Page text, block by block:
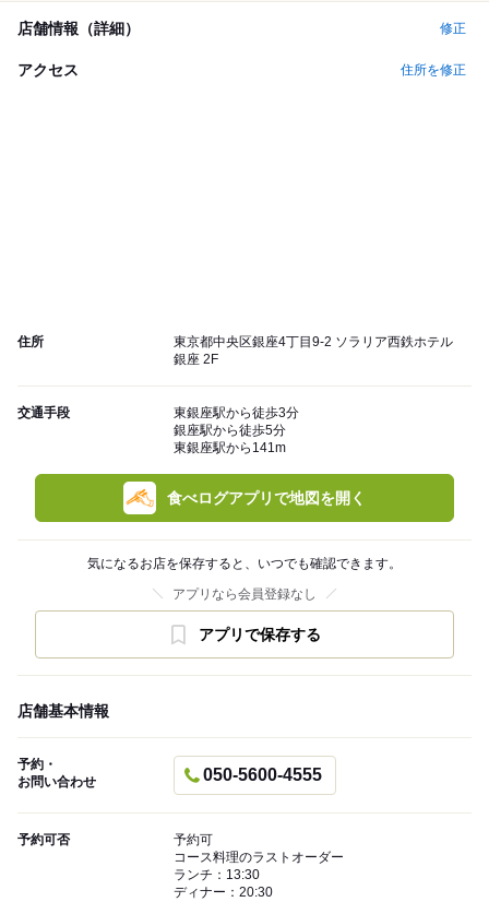
店舗情報（詳細） 修正
アクセス 住所を修正
住所
東京都中央区銀座4丁目9-2 ソラリア西鉄ホテル
銀座 2F
交通手段
東銀座駅から徒歩3分
銀座駅から徒歩5分
東銀座駅から141m
食べログアプリで地図を開く
気になるお店を保存すると、いつでも確認できます。
アプリなら会員登録なし
アプリで保存する
店舗基本情報
予約・
お問い合わせ
050-5600-4555
予約可否
予約可
コース料理のラストオーダー
ランチ：13:30
ディナー：20:30